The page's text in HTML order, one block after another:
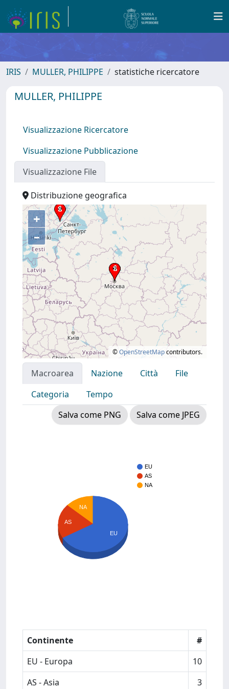
IRIS MULLER, PHILIPPE statistiche ricercatore
MULLER, PHILIPPE
Visualizzazione Ricercatore
Visualizzazione Pubblicazione
Visualizzazione File
Distribuzione geografica
+
–
©OpenStreetMapcontributors.
Macroarea Nazione Città
File
Categoria
Tempo
Salva come PNG
Salva come JPEG
EU
AS
NA
NA
AS
EU
Continente
#
EU - Europa
10
AS - Asia
3